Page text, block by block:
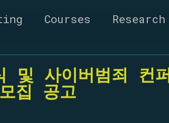
Courses Research
및 사이버범죄 컨
집 공고